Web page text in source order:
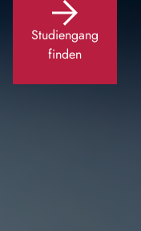
Studiengang
finden